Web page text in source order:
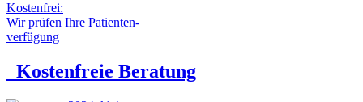
Kostenfrei:
Wir prüfen Ihre Patienten-
verfügung
Kostenfreie Beratung